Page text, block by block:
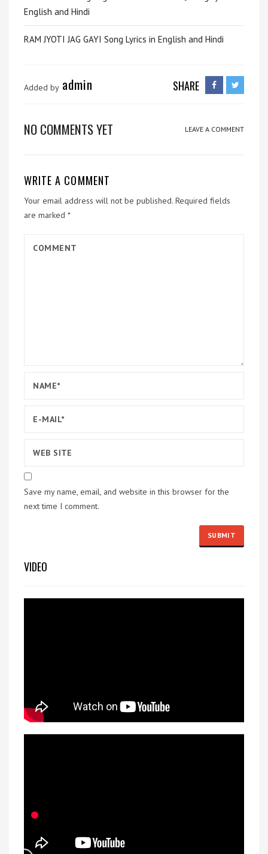
English and Hindi
RAM JYOTI JAG GAYI Song Lyrics in English and Hindi
Added by admin SHARE
NO COMMENTS YET LEAVE A COMMENT
WRITE A COMMENT
Your email address will not be published. Required fields
are marked *
Save my name, email, and website in this browser for the
next time I comment.
VIDEO